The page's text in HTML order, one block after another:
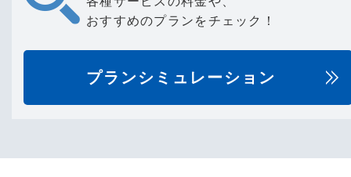
おすすめのプランをチェック！
プランシミュレーション